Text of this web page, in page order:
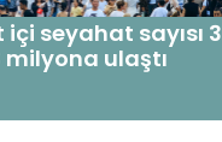
içi seyahat sayısı 3
ulaştı